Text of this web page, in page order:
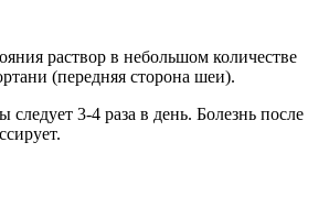
раствор в небольшом количестве
(передняя сторона шеи).
следует 3-4 раза в день. Болезнь после